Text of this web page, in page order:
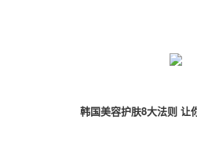
韩国美容护肤8大法则 让